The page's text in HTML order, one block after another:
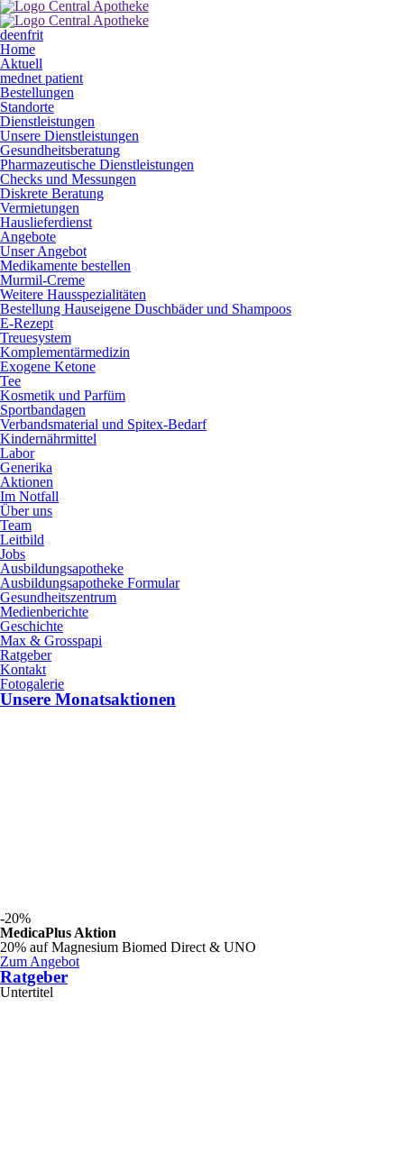
deenfrit
Home
Aktuell
mednet patient
Bestellungen
Standorte
Dienstleistungen
Unsere Dienstleistungen
Gesundheitsberatung
Pharmazeutische Dienstleistungen
Checks und Messungen
Diskrete Beratung
Vermietungen
Hauslieferdienst
Angebote
Unser Angebot
Medikamente bestellen
Murmil-Creme
Weitere Hausspezialitäten
Bestellung Hauseigene Duschbäder und Shampoos
E-Rezept
Treuesystem
Komplementärmedizin
Exogene Ketone
Tee
Kosmetik und Parfüm
Sportbandagen
Verbandsmaterial und Spitex-Bedarf
Kindernährmittel
Labor
Generika
Aktionen
Im Notfall
Über uns
Team
Leitbild
Jobs
Ausbildungsapotheke
Ausbildungsapotheke Formular
Gesundheitszentrum
Medienberichte
Geschichte
Max & Grosspapi
Ratgeber
Kontakt
Fotogalerie
Unsere Monatsaktionen
-20%
MedicaPlus Aktion
20% auf Magnesium Biomed Direct & UNO
Zum Angebot
Ratgeber
Untertitel